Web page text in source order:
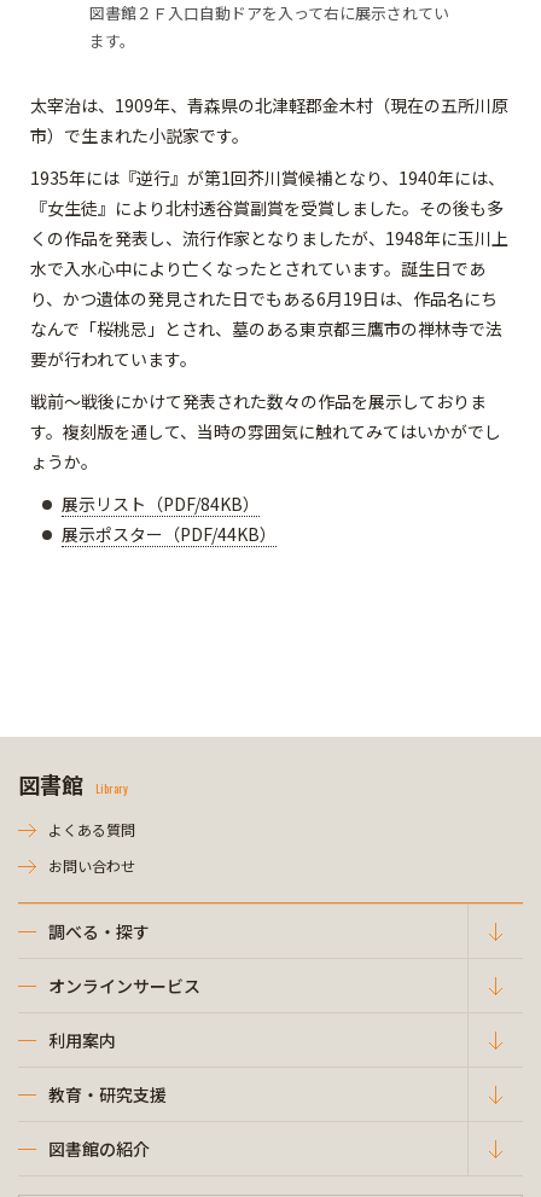
図書館２Ｆ入口自動ドアを入って右に展示されてい
ます。
太宰治は、1909年、青森県の北津軽郡金木村（現在の五所川原
市）で生まれた小説家です。
1935年には『逆行』が第1回芥川賞候補となり、1940年には、
『女生徒』により北村透谷賞副賞を受賞しました。その後も多
くの作品を発表し、流行作家となりましたが、1948年に玉川上
水で入水心中により亡くなったとされています。誕生日であ
り、かつ遺体の発見された日でもある6月19日は、作品名にち
なんで「桜桃忌」とされ、墓のある東京都三鷹市の禅林寺で法
要が行われています。
戦前～戦後にかけて発表された数々の作品を展示しておりま
す。複刻版を通して、当時の雰囲気に触れてみてはいかがでし
ょうか。
展示リスト（PDF/84KB）
展示ポスター（PDF/44KB）
図書館 Library
よくある質問
お問い合わせ
調べる・探す
オンラインサービス
利用案内
教育・研究支援
図書館の紹介